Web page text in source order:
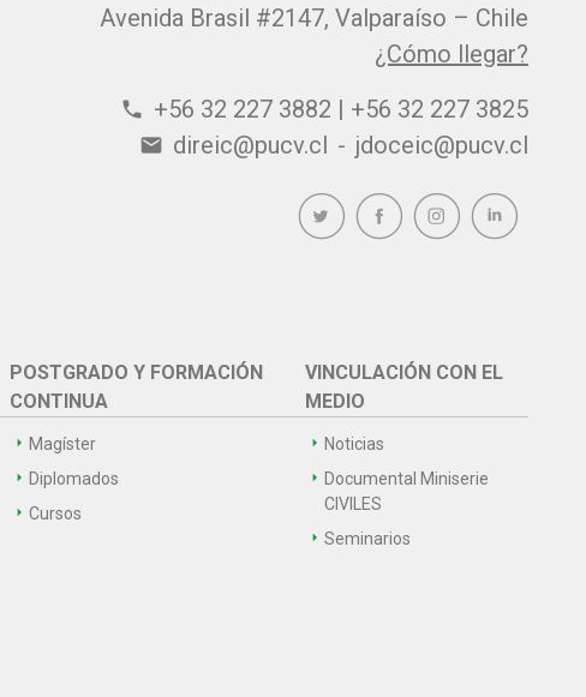
Avenida Brasil #2147, Valparaíso – Chile
¿Cómo llegar?
phone +56 32 227 3882 | +56 32 227 3825
email direic@pucv.cl - jdoceic@pucv.cl
POSTGRADO Y FORMACIÓN
CONTINUA
Magíster
Diplomados
Cursos
VINCULACIÓN CON EL
MEDIO
Noticias
Documental Miniserie
CIVILES
Seminarios